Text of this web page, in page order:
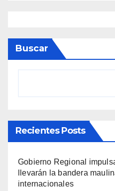
Buscar
Recientes Posts
Gobierno Regional
llevarán la bandera
internacionales